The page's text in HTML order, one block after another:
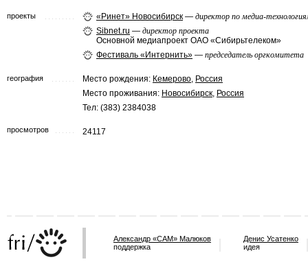
проекты «Ринет» Новосибирск — директор по медиа-
Sibnet.ru — директор проекта
Основной медиапроект ОАО «Сибирьтелеком»
Фестиваль «Интернить» — председатель оргкомитета
география Место рождения: Кемерово, Россия
Место проживания: Новосибирск, Россия
Тел: (383) 2384038
просмотров 24117
Александр «САМ» Малюков
поддержка
Денис Усатенко
идея